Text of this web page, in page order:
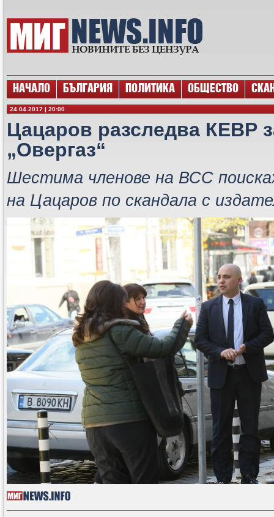
НАЧАЛО БЪЛГАРИЯ ПОЛИТИКА ОБЩЕСТВО
24.04.2017 | 20:00
Цацаров разследва КЕВР
„Овергаз“
Шестима членове на ВСС
на Цацаров по скандала с